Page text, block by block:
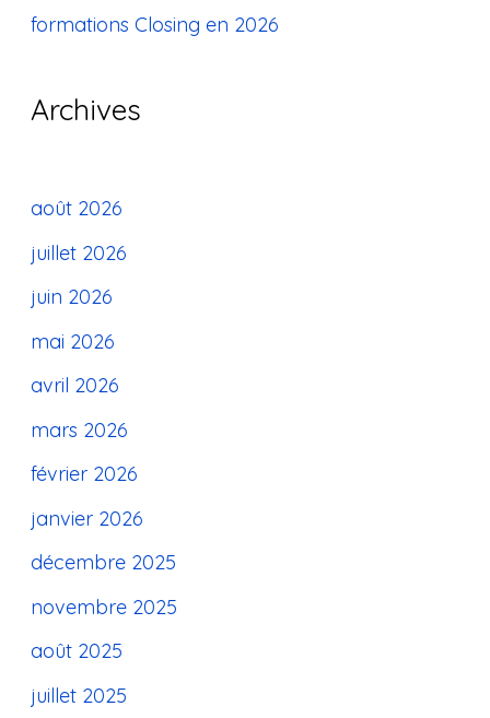
formations Closing en 2026
Archives
août 2026
juillet 2026
juin 2026
mai 2026
avril 2026
mars 2026
février 2026
janvier 2026
décembre 2025
novembre 2025
août 2025
juillet 2025